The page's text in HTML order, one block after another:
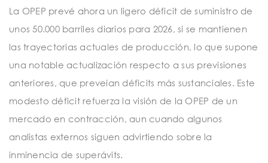
La OPEP prevé ahora un ligero déficit de suministro de
unos 50.000 barriles diarios para 2026, si se mantienen
las trayectorias actuales de producción, lo que supone
una notable actualización respecto a sus previsiones
anteriores, que preveían déficits más sustanciales. Este
modesto déficit refuerza la visión de la OPEP de un
mercado en contracción, aun cuando algunos
analistas externos siguen advirtiendo sobre la
inminencia de superávits.